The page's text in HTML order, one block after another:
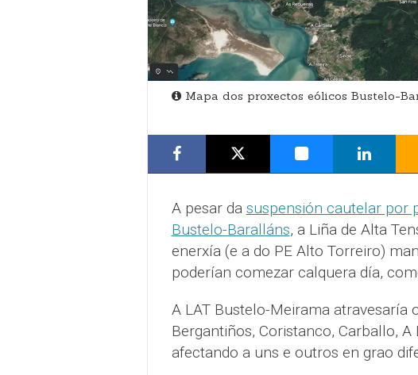
Mapa dos proxectos eólicos Bustelo-
A pesar da suspensión cautelar por
Bustelo-Baralláns, a Liña de Alta
enerxía (e a do PE Alto Torreiro)
poderían comezar calquera día,
A LAT Bustelo-Meirama atravesaría
Bergantiños, Coristanco, Carballo, A
afectando a uns e outros en grao